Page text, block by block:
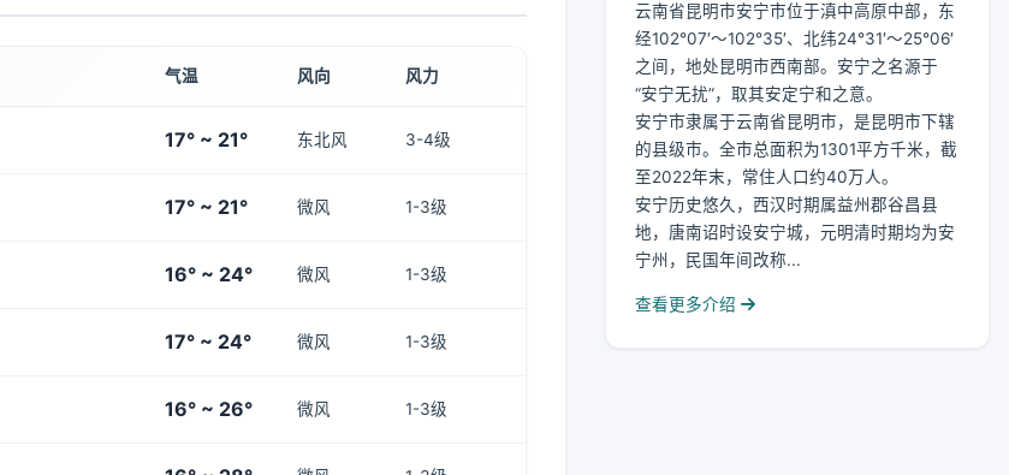
气温 风向 风力
17° ~ 21° 东北风 3-4级
17° ~ 21° 微风 1-3级
16° ~ 24° 微风 1-3级
17° ~ 24° 微风 1-3级
16° ~ 26° 微风 1-3级
云南省昆明市安宁市位于滇中高原中部，东
经102°07′～102°35′、北纬24°31′～25°06′
之间，地处昆明市西南部。安宁之名源于
“安宁无扰”，取其安定宁和之意。
安宁市隶属于云南省昆明市，是昆明市下辖
的县级市。全市总面积为1301平方千米，截
至2022年末，常住人口约40万人。
安宁历史悠久，西汉时期属益州郡谷昌县
地，唐南诏时设安宁城，元明清时期均为安
宁州，民国年间改称...
查看更多介绍